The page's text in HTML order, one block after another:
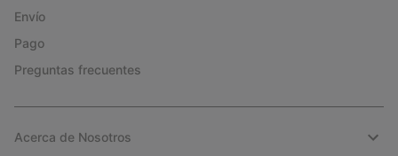
Envío
Pago
Preguntas frecuentes
Acerca de Nosotros